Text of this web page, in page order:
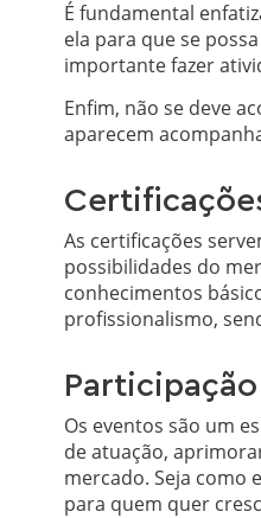
É fundamental
ela para que se
importante fazer
Enfim, não se deve
aparecem
As certificações
possibilidades do
conhecimentos
profissionalismo,
Os eventos são um
de atuação,
mercado. Seja como
para quem quer